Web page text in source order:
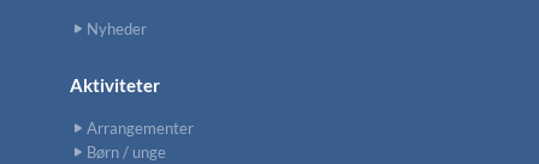
Nyheder
Aktiviteter
Arrangementer
Børn / unge